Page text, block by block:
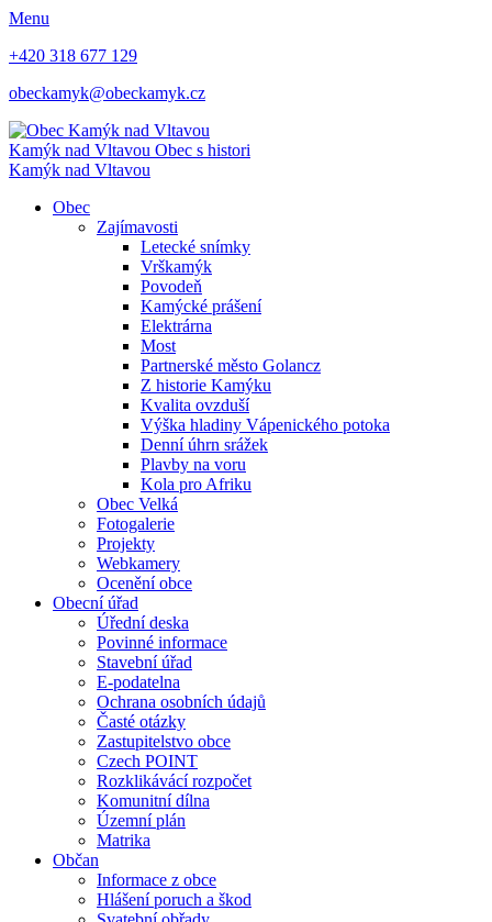
Menu
+420 318 677 129
obeckamyk@obeckamyk.cz
Kamýk nad Vltavou Obec s histori
Kamýk nad Vltavou
Obec
Zajímavosti
Letecké snímky
Vrškamýk
Povodeň
Kamýcké prášení
Elektrárna
Most
Partnerské město Golancz
Z historie Kamýku
Kvalita ovzduší
Výška hladiny Vápenického potoka
Denní úhrn srážek
Plavby na voru
Kola pro Afriku
Obec Velká
Fotogalerie
Projekty
Webkamery
Ocenění obce
Obecní úřad
Úřední deska
Povinné informace
Stavební úřad
E-podatelna
Ochrana osobních údajů
Časté otázky
Zastupitelstvo obce
Czech POINT
Rozklikávácí rozpočet
Komunitní dílna
Územní plán
Matrika
Občan
Informace z obce
Hlášení poruch a škod